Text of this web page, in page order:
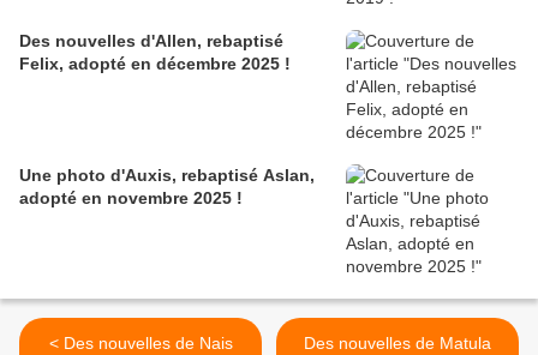
Des nouvelles d'Allen, rebaptisé
Felix, adopté en décembre 2025 !
Une photo d'Auxis, rebaptisé Aslan,
adopté en novembre 2025 !
< Des nouvelles de Nais
Des nouvelles de Matula